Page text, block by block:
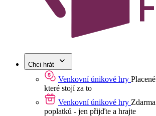
Chci hrát
Venkovní únikové hry Placené
které stojí za to
Venkovní únikové hry Zdarma
poplatků - jen přijďte a hrajte